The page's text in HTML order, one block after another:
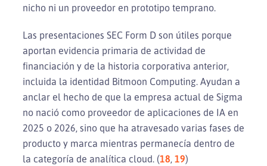
nicho ni un proveedor en prototipo temprano.
Las presentaciones SEC Form D son útiles porque
aportan evidencia primaria de actividad de
financiación y de la historia corporativa anterior,
incluida la identidad Bitmoon Computing. Ayudan a
anclar el hecho de que la empresa actual de Sigma
no nació como proveedor de aplicaciones de IA en
2025 o 2026, sino que ha atravesado varias fases de
producto y marca mientras permanecía dentro de
la categoría de analítica cloud. (18, 19)